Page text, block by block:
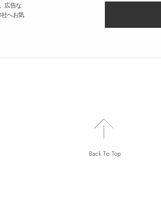
広告な
へお気
Back To Top